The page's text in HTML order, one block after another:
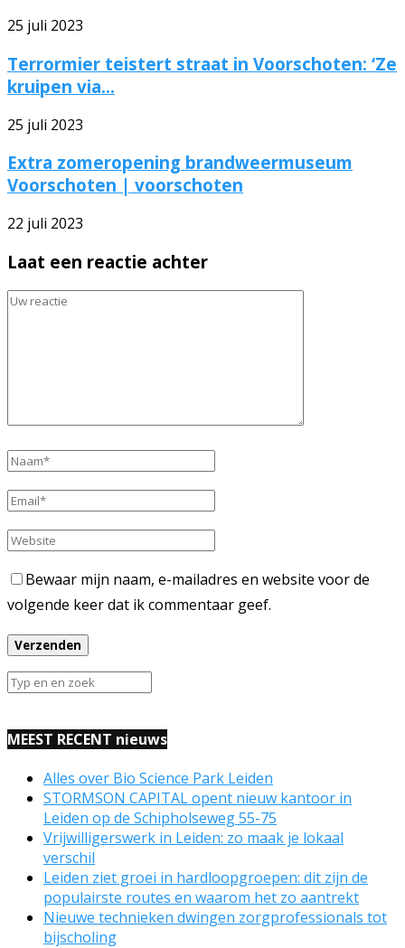
25 juli 2023
Terrormier teistert straat in Voorschoten: ‘Ze
kruipen via...
25 juli 2023
Extra zomeropening brandweermuseum
Voorschoten | voorschoten
22 juli 2023
Laat een reactie achter
Bewaar mijn naam, e-mailadres en website voor de
volgende keer dat ik commentaar geef.
MEEST RECENT nieuws
Alles over Bio Science Park Leiden
STORMSON CAPITAL opent nieuw kantoor in
Leiden op de Schipholseweg 55-75
Vrijwilligerswerk in Leiden: zo maak je lokaal
verschil
Leiden ziet groei in hardloopgroepen: dit zijn de
populairste routes en waarom het zo aantrekt
Nieuwe technieken dwingen zorgprofessionals tot
bijscholing